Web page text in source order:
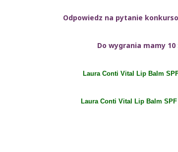
Odpowiedz na pytanie
Do wygrania mamy
Laura Conti Vital Lip Balm
Laura Conti Vital Lip Balm